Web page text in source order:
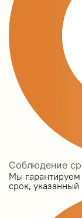
Соблюдение
Мы гарантируем
срок, указанный